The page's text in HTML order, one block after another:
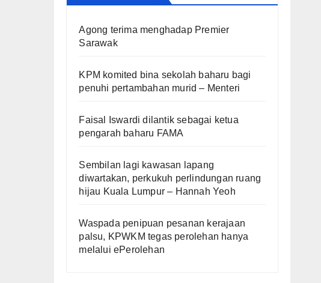
Agong terima menghadap Premier
Sarawak
KPM komited bina sekolah baharu bagi
penuhi pertambahan murid – Menteri
Faisal Iswardi dilantik sebagai ketua
pengarah baharu FAMA
Sembilan lagi kawasan lapang
diwartakan, perkukuh perlindungan ruang
hijau Kuala Lumpur – Hannah Yeoh
Waspada penipuan pesanan kerajaan
palsu, KPWKM tegas perolehan hanya
melalui ePerolehan